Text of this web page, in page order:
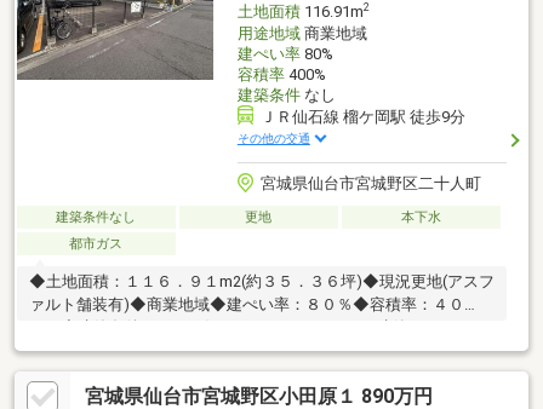
土地面積116.91m2
用途地域商業地域
建ぺい率80%
容積率400%
建築条件なし
ＪＲ仙石線 榴ケ岡駅 徒歩9分
その他の交通
宮城県仙台市宮城野区二十人町
建築条件なし 更地
本下水
都市ガス
◆土地面積：１１６．９１m2(約３５．３６坪)◆現況更地(アスフ
ァルト舗装有)◆商業地域◆建ぺい率：８０％◆容積率：４０
０％◆建築条件なし お好きなハウスメーカーで建築頂けま
す！！
宮城県仙台市宮城野区小田原１ 890万円